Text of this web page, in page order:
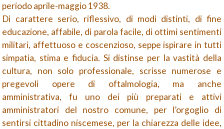
periodo aprile-maggio 1938.
Di carattere serio, riflessivo, di modi distinti, di fine
educazione, affabile, di parola facile, di ottimi sentimenti
militari, affettuoso e coscenzioso, seppe ispirare in tutti
simpatia, stima e fiducia. Si distinse per la vastità della
cultura, non solo professionale, scrisse numerose e
pregevoli opere di oftalmologia, ma anche
amministrativa, fu uno dei più preparati e attivi
amministratori del nostro comune, per l’orgoglio di
sentirsi cittadino niscemese, per la chiarezza delle idee,